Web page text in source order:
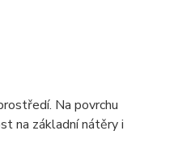
Na povrchu
na základní nátěry i